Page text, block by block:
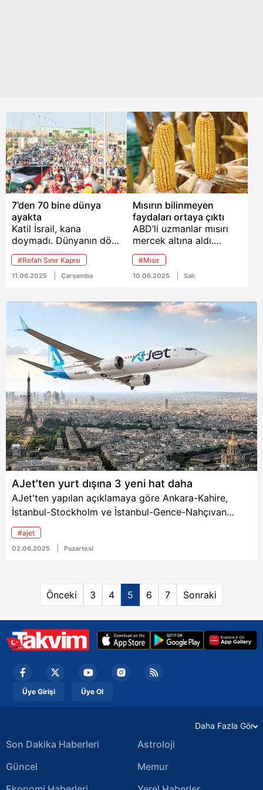
7’den 70 bine dünya
ayakta
Katil İsrail, kana
doymadı. Dünyanın dört
bir yanında protestolar
sürerken bu kez vicdanlı
yürekler ayağa kalktı.
bin kişi toplandı.
Tunus’tan Gazze
şeridi’ne doğru 3 bin 91
kilometrelik yürüyüş
başladı.
#Refah Sınır Kapısı
11.06.2025 Çarşamba
Mısırın bilinmeyen
faydaları ortaya çıktı
ABD’li uzmanlar mısırı
mercek altına aldı.
Araştırma sonuçlarına
göre mısır; sindirime
yardımcı oluyor, kalbi
karşı etkili oluyor.
#Mısır
10.06.2025 Salı
AJet'ten yurt dışına 3 yeni hat daha
AJet'ten yapılan açıklamaya göre Ankara-Kahire,
İstanbul-Stockholm ve İstanbul-Gence-Nahçıvan
arasına 3 yeni dış hat daha ekledi.
#ajet
02.06.2025 Pazartesi
Önceki 3 4 5 6 7 Sonraki
Üye Girişi Üye Ol
Daha Fazla Gör
Son Dakika Haberleri
Güncel
Astroloji
Memur